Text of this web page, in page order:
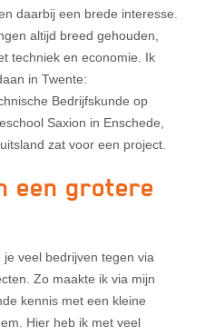
daarbij een brede interesse.
altijd breed gehouden,
techniek en economie. Ik
in Twente:
Bedrijfskunde op
Saxion in Enschede,
zat voor een project.
een grotere
veel bedrijven tegen via
Zo maakte ik via mijn
kennis met een kleine
Hier heb ik met veel